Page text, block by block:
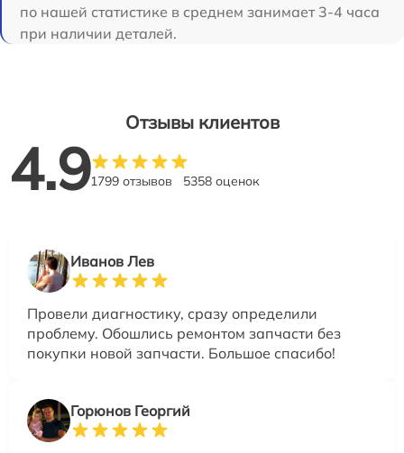
по нашей статистике в среднем занимает 3-4 часа
при наличии деталей.
Отзывы клиентов
4.91799 отзывов 5358 оценок
Иванов Лев
Провели диагностику, сразу определили
проблему. Обошлись ремонтом запчасти без
покупки новой запчасти. Большое спасибо!
Горюнов Георгий